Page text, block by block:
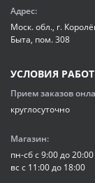
Адрес:
Моск. обл., г.
Быта, пом. 308
УСЛОВИЯ
Прием заказов
круглосуточно
Магазин:
пн-сб с 9:00 до 20:00
вс с 11:00 до 18:00